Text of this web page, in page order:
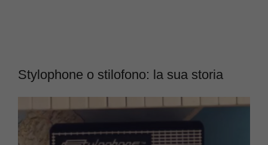
Stylophone o stilofono: la sua storia